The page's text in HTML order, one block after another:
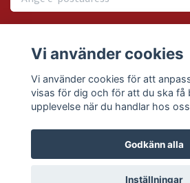
Sociala medier
© 2026 PralinHuset
Vi använder cookies
Vi använder cookies för att
visas för dig och för att du ska få
upplevelse när du handlar hos
Godkänn alla
Inställningar